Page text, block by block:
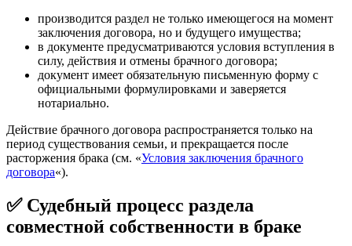
производится раздел не только имеющегося на момент
заключения договора, но и будущего имущества;
в документе предусматриваются условия вступления в
силу, действия и отмены брачного договора;
документ имеет обязательную письменную форму с
официальными формулировками и заверяется
нотариально.
Действие брачного договора распространяется только на
период существования семьи, и прекращается после
расторжения брака (см. «Условия заключения брачного
договора«).
✅ Судебный процесс раздела
совместной собственности в браке